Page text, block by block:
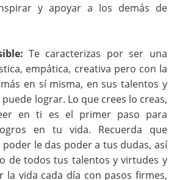
y apoyar a los demás de
Te caracterizas por ser una
empática, creativa pero con la
en sí misma, en sus talentos y
lograr. Lo que crees lo creas,
en ti es el primer paso para
en tu vida. Recuerda que
le das poder a tus dudas, así
de todos tus talentos y virtudes y
la vida cada día con pasos firmes,